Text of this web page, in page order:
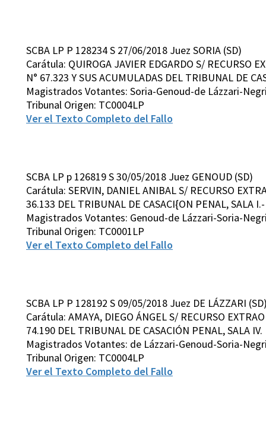
SCBA LP P 128234 S 27/06/2018 Juez SORIA (SD)
Carátula: QUIROGA JAVIER EDGARDO S/ RECURSO
N° 67.323 Y SUS ACUMULADAS DEL TRIBUNAL DE
Magistrados Votantes: Soria-Genoud-de Lázzari-
Tribunal Origen: TC0004LP
Ver el Texto Completo del Fallo
SCBA LP p 126819 S 30/05/2018 Juez GENOUD (SD)
Carátula: SERVIN, DANIEL ANIBAL S/ RECURSO
36.133 DEL TRIBUNAL DE CASACI{ON PENAL, SALA I.-
Magistrados Votantes: Genoud-de Lázzari-Soria-
Tribunal Origen: TC0001LP
Ver el Texto Completo del Fallo
SCBA LP P 128192 S 09/05/2018 Juez DE LÁZZARI
Carátula: AMAYA, DIEGO ÁNGEL S/ RECURSO
74.190 DEL TRIBUNAL DE CASACIÓN PENAL, SALA IV.
Magistrados Votantes: de Lázzari-Genoud-Soria-
Tribunal Origen: TC0004LP
Ver el Texto Completo del Fallo